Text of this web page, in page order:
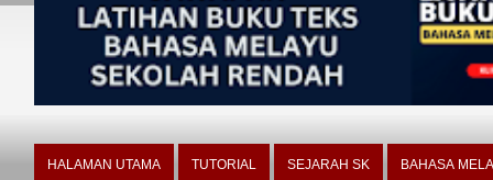
HALAMAN UTAMA TUTORIAL SEJARAH SK BAHASA